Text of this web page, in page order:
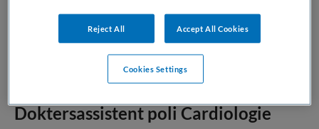
Bekijk vacature Bewaren 01-08-2026
Doktersassistent poli Cardiologie
Reject All Accept All Cookies
Cookies Settings